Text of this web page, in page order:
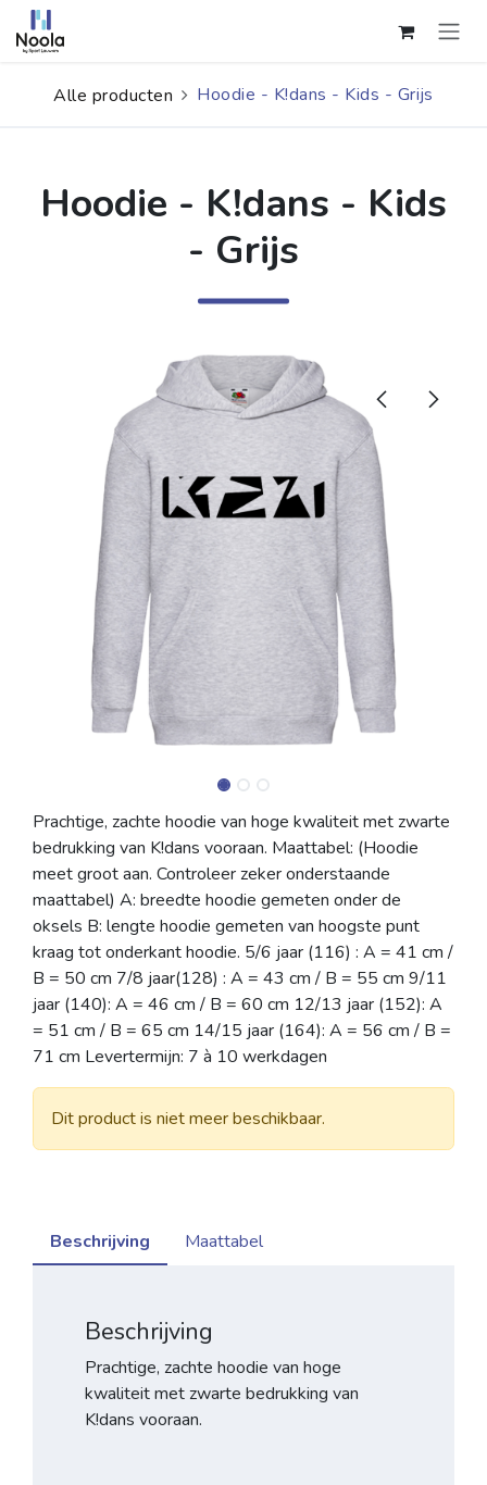
Overslaan naar inhoud
Alle producten Hoodie - K!dans - Kids - Grijs
Hoodie - K!dans - Kids
- Grijs
Prachtige, zachte hoodie van hoge kwaliteit met zwarte
bedrukking van K!dans vooraan. Maattabel: (Hoodie
meet groot aan. Controleer zeker onderstaande
maattabel) A: breedte hoodie gemeten onder de
oksels B: lengte hoodie gemeten van hoogste punt
kraag tot onderkant hoodie. 5/6 jaar (116) : A = 41 cm /
B = 50 cm 7/8 jaar(128) : A = 43 cm / B = 55 cm 9/11
jaar (140): A = 46 cm / B = 60 cm 12/13 jaar (152): A
= 51 cm / B = 65 cm 14/15 jaar (164): A = 56 cm / B =
71 cm Levertermijn: 7 à 10 werkdagen
Dit product is niet meer beschikbaar.
Beschrijving Maattabel
Beschrijving
Prachtige, zachte hoodie van hoge
kwaliteit met zwarte bedrukking van
K!dans vooraan.